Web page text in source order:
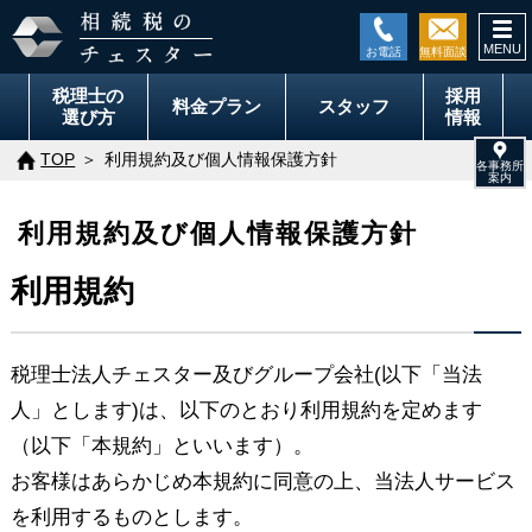
税理士の
選び方
料金プラン スタッフ
採用
情報
TOP 利用規約及び個人情報保護方針
利用規約及び個人情報保護方針
利用規約
税理士法人チェスター及びグループ会社(以下「当法
人」とします)は、以下のとおり利用規約を定めます
（以下「本規約」といいます）。
お客様はあらかじめ本規約に同意の上、当法人サービス
を利用するものとします。